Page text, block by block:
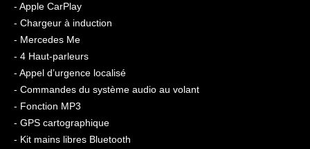
- Apple CarPlay
- Chargeur à induction
- Mercedes Me
- 4 Haut-parleurs
- Appel d’urgence localisé
- Commandes du système audio au volant
- Fonction MP3
- GPS cartographique
- Kit mains libres Bluetooth